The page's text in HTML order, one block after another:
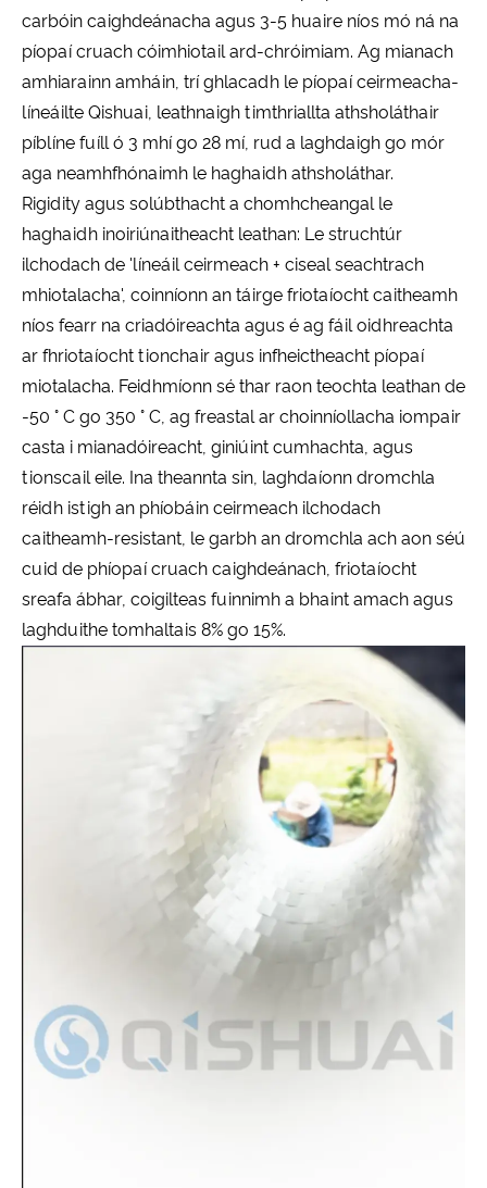
carbóin caighdeánacha agus 3-5 huaire níos mó ná na
píopaí cruach cóimhiotail ard-chróimiam. Ag mianach
amhiarainn amháin, trí ghlacadh le píopaí ceirmeacha-
líneáilte Qishuai, leathnaigh timthriallta athsholáthair
píblíne fuíll ó 3 mhí go 28 mí, rud a laghdaigh go mór
aga neamhfhónaimh le haghaidh athsholáthar.
Rigidity agus solúbthacht a chomhcheangal le
haghaidh inoiriúnaitheacht leathan: Le struchtúr
ilchodach de 'líneáil ceirmeach + ciseal seachtrach
mhiotalacha', coinníonn an táirge friotaíocht caitheamh
níos fearr na criadóireachta agus é ag fáil oidhreachta
ar fhriotaíocht tionchair agus infheictheacht píopaí
miotalacha. Feidhmíonn sé thar raon teochta leathan de
-50 ° C go 350 ° C, ag freastal ar choinníollacha iompair
casta i mianadóireacht, giniúint cumhachta, agus
tionscail eile. Ina theannta sin, laghdaíonn dromchla
réidh istigh an phíobáin ceirmeach ilchodach
caitheamh-resistant, le garbh an dromchla ach aon séú
cuid de phíopaí cruach caighdeánach, friotaíocht
sreafa ábhar, coigilteas fuinnimh a bhaint amach agus
laghduithe tomhaltais 8% go 15%.